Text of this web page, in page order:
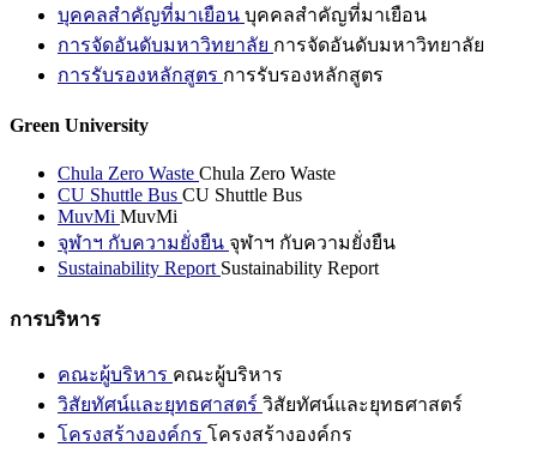
บุคคลสำคัญที่มาเยือน บุคคลสำคัญที่มาเยือน
การจัดอันดับมหาวิทยาลัย การจัดอันดับมหาวิทยาลัย
การรับรองหลักสูตร การรับรองหลักสูตร
Green University
Chula Zero Waste Chula Zero Waste
CU Shuttle Bus CU Shuttle Bus
MuvMi MuvMi
จุฬาฯ กับความยั่งยืน จุฬาฯ กับความยั่งยืน
Sustainability Report Sustainability Report
การบริหาร
คณะผู้บริหาร คณะผู้บริหาร
วิสัยทัศน์และยุทธศาสตร์ วิสัยทัศน์และยุทธศาสตร์
โครงสร้างองค์กร โครงสร้างองค์กร